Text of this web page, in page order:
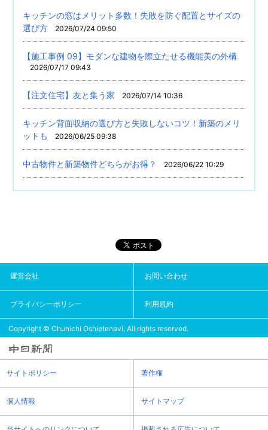
キッチンの窓はメリット多数！失敗を防ぐ配置とサイズの
選び方
2026/07/24 09:50
【施工事例 09】モダンな建物を際立たせる機能美の外構
2026/07/17 09:43
【注文住宅】友と集う家 2026/07/14 10:36
キッチン背面収納の選び方と失敗しないコツ！新築のメリ
ットも
2026/06/25 09:38
中古物件と新築物件どちらがお得？ 2026/06/22 10:29
運営会社 お問い合わせ
プライバシーポリシー 利用規約
Copyright © Chunichi Oshietenavi, All rights reserved.
サイトポリシー 著作権
個人情報 サイトマップ